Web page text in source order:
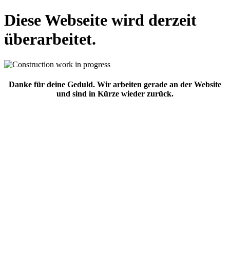
Diese Webseite wird derzeit
überarbeitet.
Danke für deine Geduld. Wir arbeiten gerade an der Website
und sind in Kürze wieder zurück.